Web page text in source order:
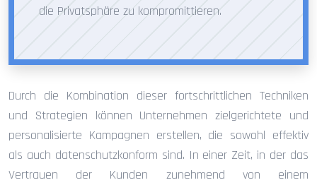
die Privatsphäre zu kompromittieren.
Durch die Kombination dieser fortschrittlichen Techniken
und Strategien können Unternehmen zielgerichtete und
personalisierte Kampagnen erstellen, die sowohl effektiv
als auch datenschutzkonform sind. In einer Zeit, in der das
Vertrauen der Kunden zunehmend von einem